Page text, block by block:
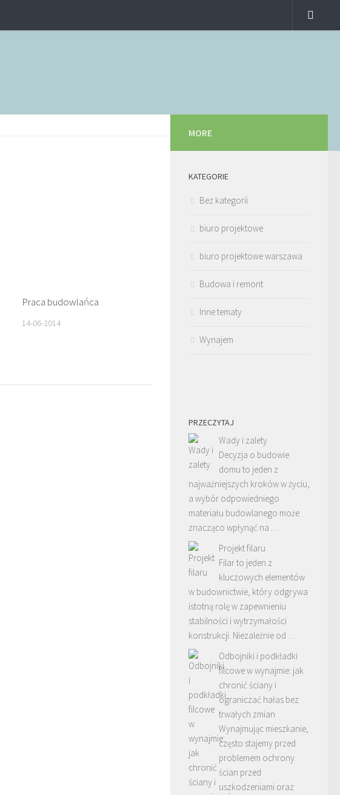
Praca budowlańca
14-06-2014
MORE
KATEGORIE
Bez kategorii
biuro projektowe
biuro projektowe warszawa
Budowa i remont
Inne tematy
Wynajem
PRZECZYTAJ
Wady i zalety
Decyzja o budowie
domu to jeden z
najważniejszych kroków w życiu,
a wybór odpowiedniego
materiału budowlanego może
znacząco wpłynąć na …
Projekt filaru
Filar to jeden z
kluczowych elementów
w budownictwie, który odgrywa
istotną rolę w zapewnieniu
stabilności i wytrzymałości
konstrukcji. Niezależnie od …
Odbojniki i podkładki
filcowe w wynajmie: jak
chronić ściany i
ograniczać hałas bez
trwałych zmian
Wynajmując mieszkanie,
często stajemy przed
problemem ochrony
ścian przed
uszkodzeniami oraz